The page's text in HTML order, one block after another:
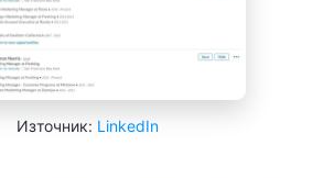
Източник: LinkedIn